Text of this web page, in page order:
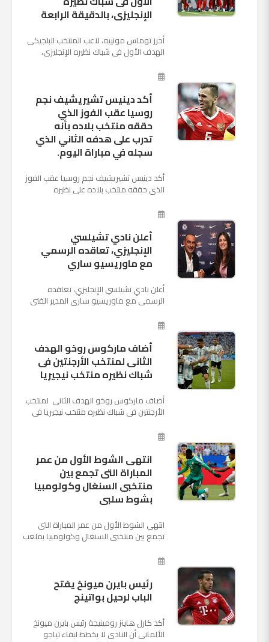
الإنجليزى، بالدقيقة الرابعة
أحرز توماس مونييه، لاعب المنتخب البلجيكى
الهدف الأول فى شباك نظيره الإنجليزى،
بينهما حاليا على م...
أكد دينيس تشيريشيف نجم
روسيا عقب الفوز الذي
حققه منتخب بلاده بأنه
تدرب على هدفه الثاني الذي
سجله في مباراة اليوم.
أكد دينيس تشيريشيف نجم روسيا عقب الفوز
الذي حققه منتخب بلاده على نظيره
كأس العالم بأنه تدرب على هد...
أعلن نادي تشيلسي
الإنجليزي، تعاقده الرسمي
مع ماوريسيو ساري
أعلن نادي تشيلسي الإنجليزي، تعاقده
الرسمي مع ماوريسيو ساري المدير الفني
المقبل وخلافة أنطونيو كو...
أضاف ماركوس روخو الهدف
الثانى لمنتخب الأرجنتين فى
شباك نظيره منتخب نيجيريا
أضاف ماركوس روخو الهدف الثانى لمنتخب
الأرجنتين فى شباك نظيره منتخب نيجيريا فى
"كريستوفسك...
انتهى الشوط الأول من عمر
المباراة التى تجمع بين
منتخبى السنغال وكولومبيا
بشوط سلبى
انتهى الشوط الأول من عمر المباراة التى
تجمع بين منتخبى السنغال وكولومبيا بملعب
الثالثة والأ...
رئيس بايرن ميونخ يفتح
الباب لرحيل بواتينج
أكد كارل هاينز رومينيجة رئيس بايرن ميونخ
الألمانى أن النادى لا يخطط لبقاء تياجو